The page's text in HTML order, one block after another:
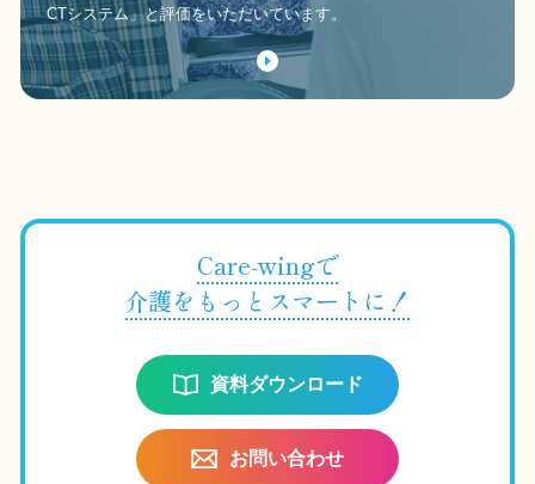
CTシステム」と評価をいただいています。
Care-wingで
介護をもっとスマートに！
資料ダウンロード
お問い合わせ